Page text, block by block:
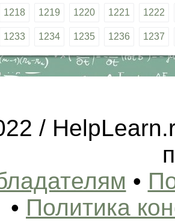
1218 1219 1220 1221 1222
1233 1234 1235 1236 1237
/
•
• Политика